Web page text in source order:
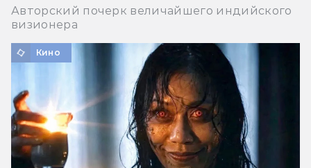
Авторский почерк величайшего индийского
визионера
Кино